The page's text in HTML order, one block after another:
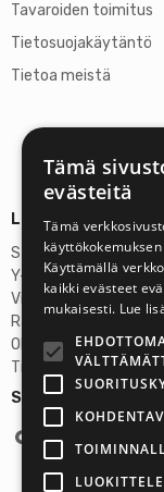
Tavaroiden toimitus
Tietosuojakäytäntö
Tietoa meistä
Seuraa meitä:
Lisätietoja
Stardust Finland Oy
Y-tunnus: 2972445-
Virallinen osoite
Rantatie 37 C75,
OP Tampere
Tilinumero
Tämä
evästeitä
Tämä
Käyttämällä
kaikki evästeet
mukaisesti. Lue